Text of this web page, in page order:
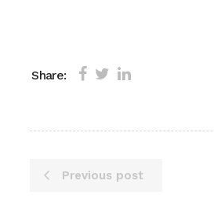
Share:
Previous post